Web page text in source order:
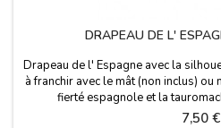
DRAPEAU DE L'
Drapeau de l' Espagne avec la
à franchir avec le mât (non inclus)
fierté espagnole et la
polyester.Taille:
Prix
7,50 €